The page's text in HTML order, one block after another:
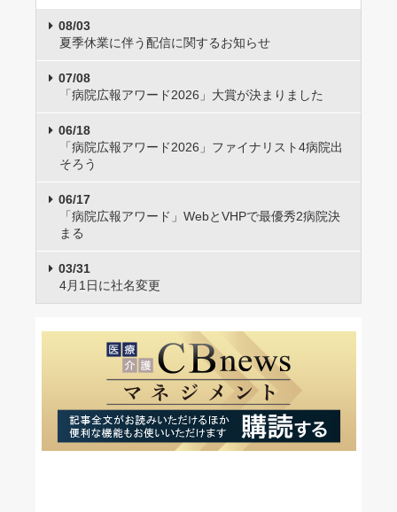
08/03
夏季休業に伴う配信に関するお知らせ
07/08
「病院広報アワード2026」大賞が決まりました
06/18
「病院広報アワード2026」ファイナリスト4病院出
そろう
06/17
「病院広報アワード」WebとVHPで最優秀2病院決
まる
03/31
4月1日に社名変更